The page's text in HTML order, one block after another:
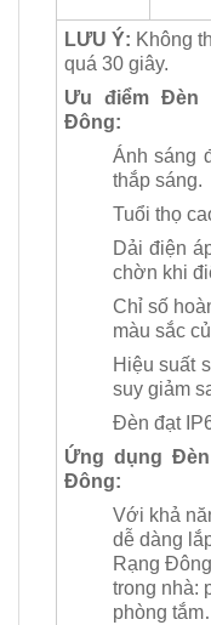
LƯU Ý: Không
quá 30 giây.
Ưu điểm Đèn
Đông:
Ánh sáng
thắp sáng.
Tuổi thọ
Dải điện
chờn khi
Chỉ số
màu sắc
Hiệu suất
suy giảm
Đèn đạt
Ứng dụng
Đông:
Với khả
dễ dàng
Rạng
trong nhà:
phòng